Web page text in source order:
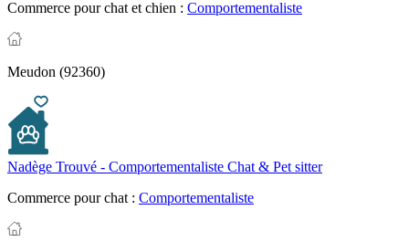
Commerce pour chat et chien : Comportementaliste
Meudon (92360)
Nadège Trouvé - Comportementaliste Chat & Pet sitter
Commerce pour chat : Comportementaliste